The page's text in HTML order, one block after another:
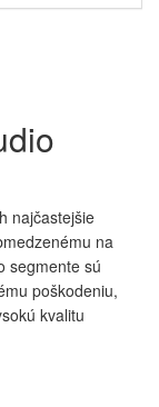
najčastejšie
na
segmente sú
poškodeniu,
kvalitu